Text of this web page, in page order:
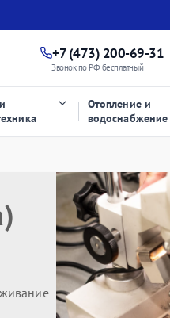
+7 (473) 200-69-31
Звонок по РФ бесплатный
Отопление и
водоснабжение